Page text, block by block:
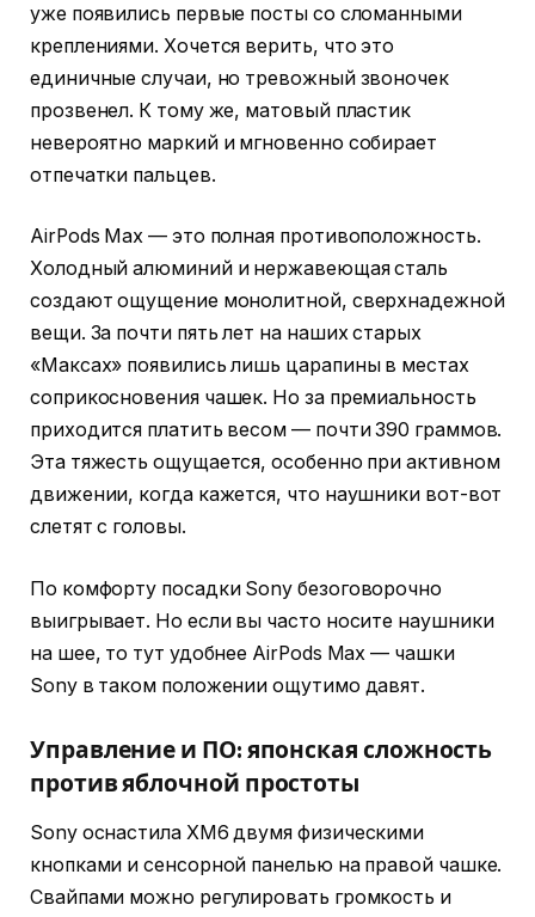
уже появились первые посты со сломанными
креплениями. Хочется верить, что это
единичные случаи, но тревожный звоночек
прозвенел. К тому же, матовый пластик
невероятно маркий и мгновенно собирает
отпечатки пальцев.
AirPods Max — это полная противоположность.
Холодный алюминий и нержавеющая сталь
создают ощущение монолитной, сверхнадежной
вещи. За почти пять лет на наших старых
«Максах» появились лишь царапины в местах
соприкосновения чашек. Но за премиальность
приходится платить весом — почти 390 граммов.
Эта тяжесть ощущается, особенно при активном
движении, когда кажется, что наушники вот-вот
слетят с головы.
По комфорту посадки Sony безоговорочно
выигрывает. Но если вы часто носите наушники
на шее, то тут удобнее AirPods Max — чашки
Sony в таком положении ощутимо давят.
Управление и ПО: японская сложность
против яблочной простоты
Sony оснастила XM6 двумя физическими
кнопками и сенсорной панелью на правой чашке.
Свайпами можно регулировать громкость и